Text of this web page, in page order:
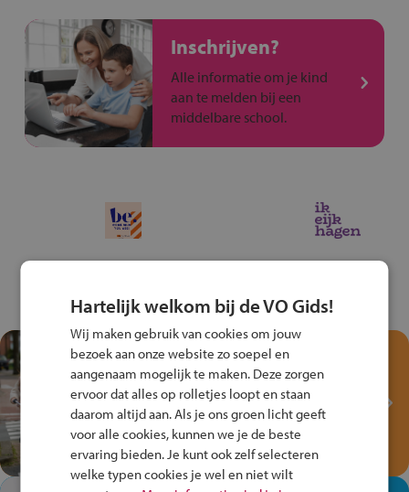
Inschrijven?
Alle informatie om je kind
aan te melden bij een
middelbare school.
Test je kennis met het
Fiets Veilig
Verkeersspel!
Speel het Fiets Veilig Verkeersspel
en win een Cortina-fiets!
Hartelijk welkom bij de VO Gids!
Wij maken gebruik van cookies om jouw
bezoek aan onze website zo soepel en
aangenaam mogelijk te maken. Deze zorgen
ervoor dat alles op rolletjes loopt en staan
daarom altijd aan. Als je ons groen licht geeft
voor alle cookies, kunnen we je de beste
ervaring bieden. Je kunt ook zelf selecteren
welke typen cookies je wel en niet wilt